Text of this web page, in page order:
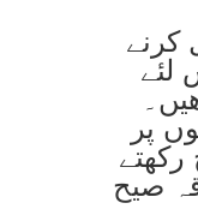
کرنے
لئے
پر
صیح